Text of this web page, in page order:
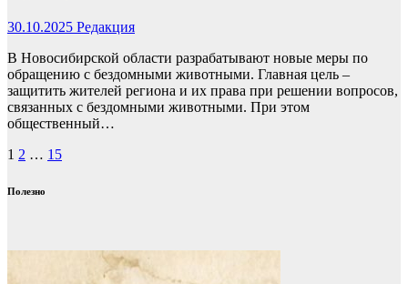
30.10.2025 Редакция
В Новосибирской области разрабатывают новые меры по
обращению с бездомными животными. Главная цель –
защитить жителей региона и их права при решении вопросов,
связанных с бездомными животными. При этом
общественный…
Пагинация
записей
1 2 … 15
Полезно